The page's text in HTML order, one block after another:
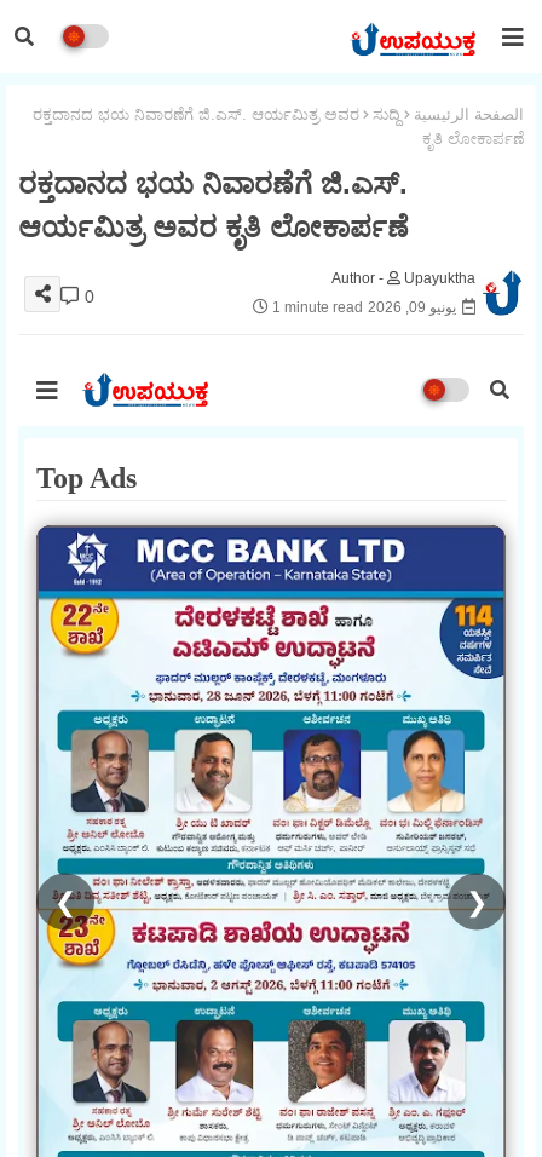
الصفحة الرئيسية ಸುದ್ದಿ
ರಕ್ತದಾನದ ಭಯ ನಿವಾರಣೆಗೆ ಜಿ.ಎಸ್. ಆರ್ಯಮಿತ್ರ ಅವರ
ಕೃತಿ ಲೋಕಾರ್ಪಣೆ
ರಕ್ತದಾನದ ಭಯ ನಿವಾರಣೆಗೆ ಜಿ.ಎಸ್.
ಆರ್ಯಮಿತ್ರ ಅವರ ಕೃತಿ ಲೋಕಾರ್ಪಣೆ
Upayuktha
يونيو 09, 2026
1 minute read
0